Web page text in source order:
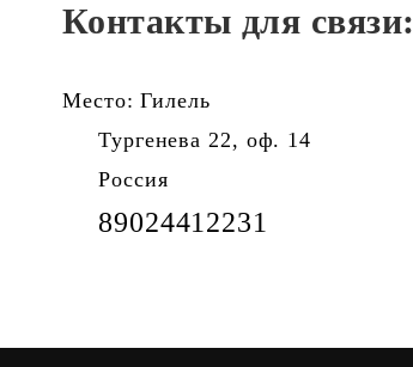
Контакты для связи:
Место: Гилель
Тургенева 22, оф. 14
Россия
89024412231